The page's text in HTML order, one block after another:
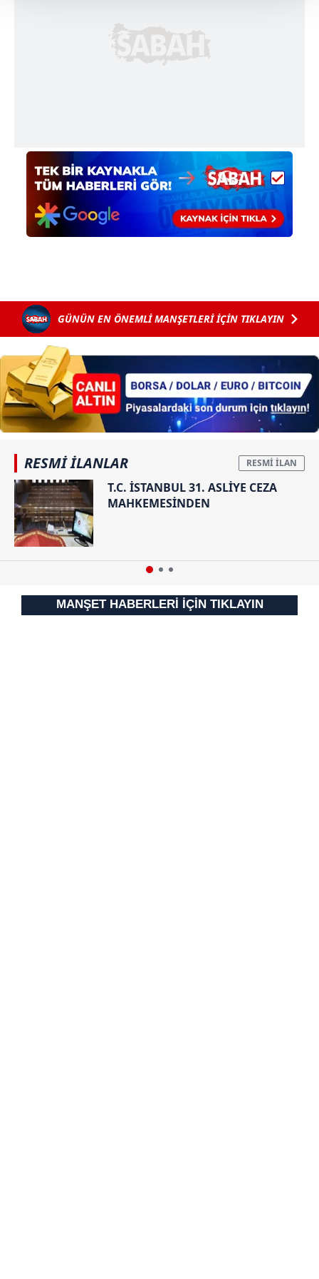
takdirde, kullanıcılara hedefli reklamlar
toplumu hizmetlerinin sunulması amacıyla
kullanılmaktadır. Diğer çerezler, sitemizin daha işlevsel
kılınması ve kişiselleştirilmesi ve sizlere yönelik
reklam/pazarlama faaliyetlerinin yapılması, amaçlarıyla
sınırlı olarak açık rızanız dahilinde kullanılacaktır.
Metnimiziziyaret edebilirsiniz.
6698 sayılı Kişisel Verilerin Korunması Kanunu uyarınca
hazırlanmış Aydınlatma Metnimizi okumak ve sitemizde
ilgili mevzuata uygun olarak kullanılan çerezlerle ilgili bilgi
almak için lütfentıklayınız.
GÜNÜN EN ÖNEMLİ MANŞETLERİ İÇİN TIKLAYIN
RESMİ İLANLAR
T.C. İSTANBUL 31. ASLİYE CEZA
MAHKEMESİNDEN
MANŞET HABERLERİ İÇİN TIKLAYIN